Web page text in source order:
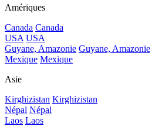
Amériques
Canada Canada
USA USA
Guyane, Amazonie Guyane, Amazonie
Mexique Mexique
Asie
Kirghizistan Kirghizistan
Népal Népal
Laos Laos